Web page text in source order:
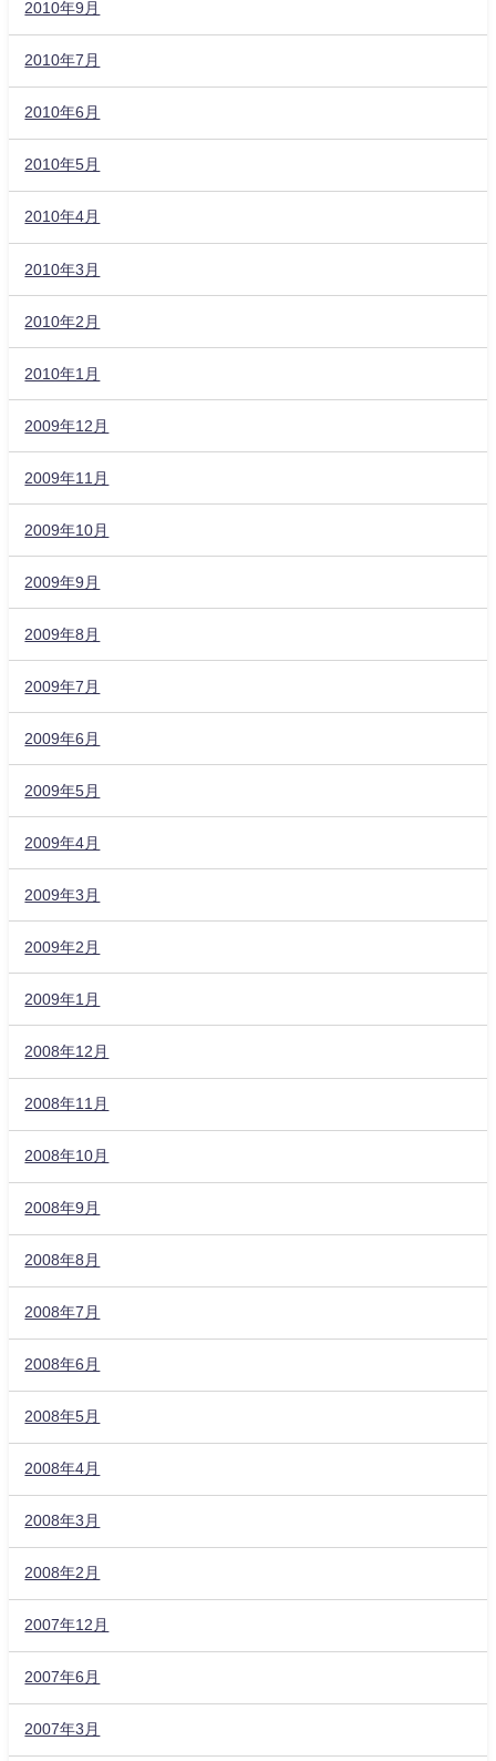
2010年9月
2010年7月
2010年6月
2010年5月
2010年4月
2010年3月
2010年2月
2010年1月
2009年12月
2009年11月
2009年10月
2009年9月
2009年8月
2009年7月
2009年6月
2009年5月
2009年4月
2009年3月
2009年2月
2009年1月
2008年12月
2008年11月
2008年10月
2008年9月
2008年8月
2008年7月
2008年6月
2008年5月
2008年4月
2008年3月
2008年2月
2007年12月
2007年6月
2007年3月